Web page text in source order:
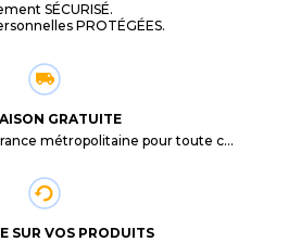
SÉCURISÉ.
PROTÉGÉES.
GRATUITE
Livraison gratuite en France métropolitaine pour toute commande supérieure à 29,90€.
SUR VOS PRODUITS